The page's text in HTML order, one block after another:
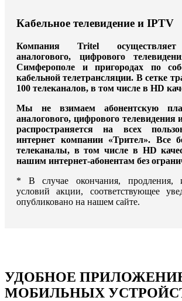
Кабельное телевидение и IPTV
Компания Tritel осуществляет
аналогового, цифрового
Симферополе и пригородах по
кабельной телетрансляции. В сетке
100 телеканалов, в том числе в HD
Мы не взимаем абонентскую
аналогового, цифрового
распространяется на всех
интернет компании «Трител». Все
телеканалы, в том числе в HD
нашим интернет-абонентам без
* В случае окончания, продления,
условий акции, соответствующее
опубликовано на нашем сайте.
УДОБНОЕ
МОБИЛЬНЫХ